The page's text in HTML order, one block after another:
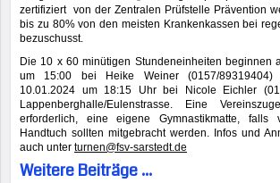
zertifiziert von der Zentralen Prüfstelle Prävention
bis zu 80% von den meisten Krankenkassen bei
bezuschusst.
Die 10 x 60 minütigen Stundeneinheiten beginnen
um 15:00 bei Heike Weiner (0157/89319404)
10.01.2024 um 18:15 Uhr bei Nicole Eichler
Lappenberghalle/Eulenstrasse. Eine
erforderlich, eine eigene Gymnastikmatte, falls
Handtuch sollten mitgebracht werden. Infos und
auch unter turnen@fsv-sarstedt.de
Weitere Beiträge ...